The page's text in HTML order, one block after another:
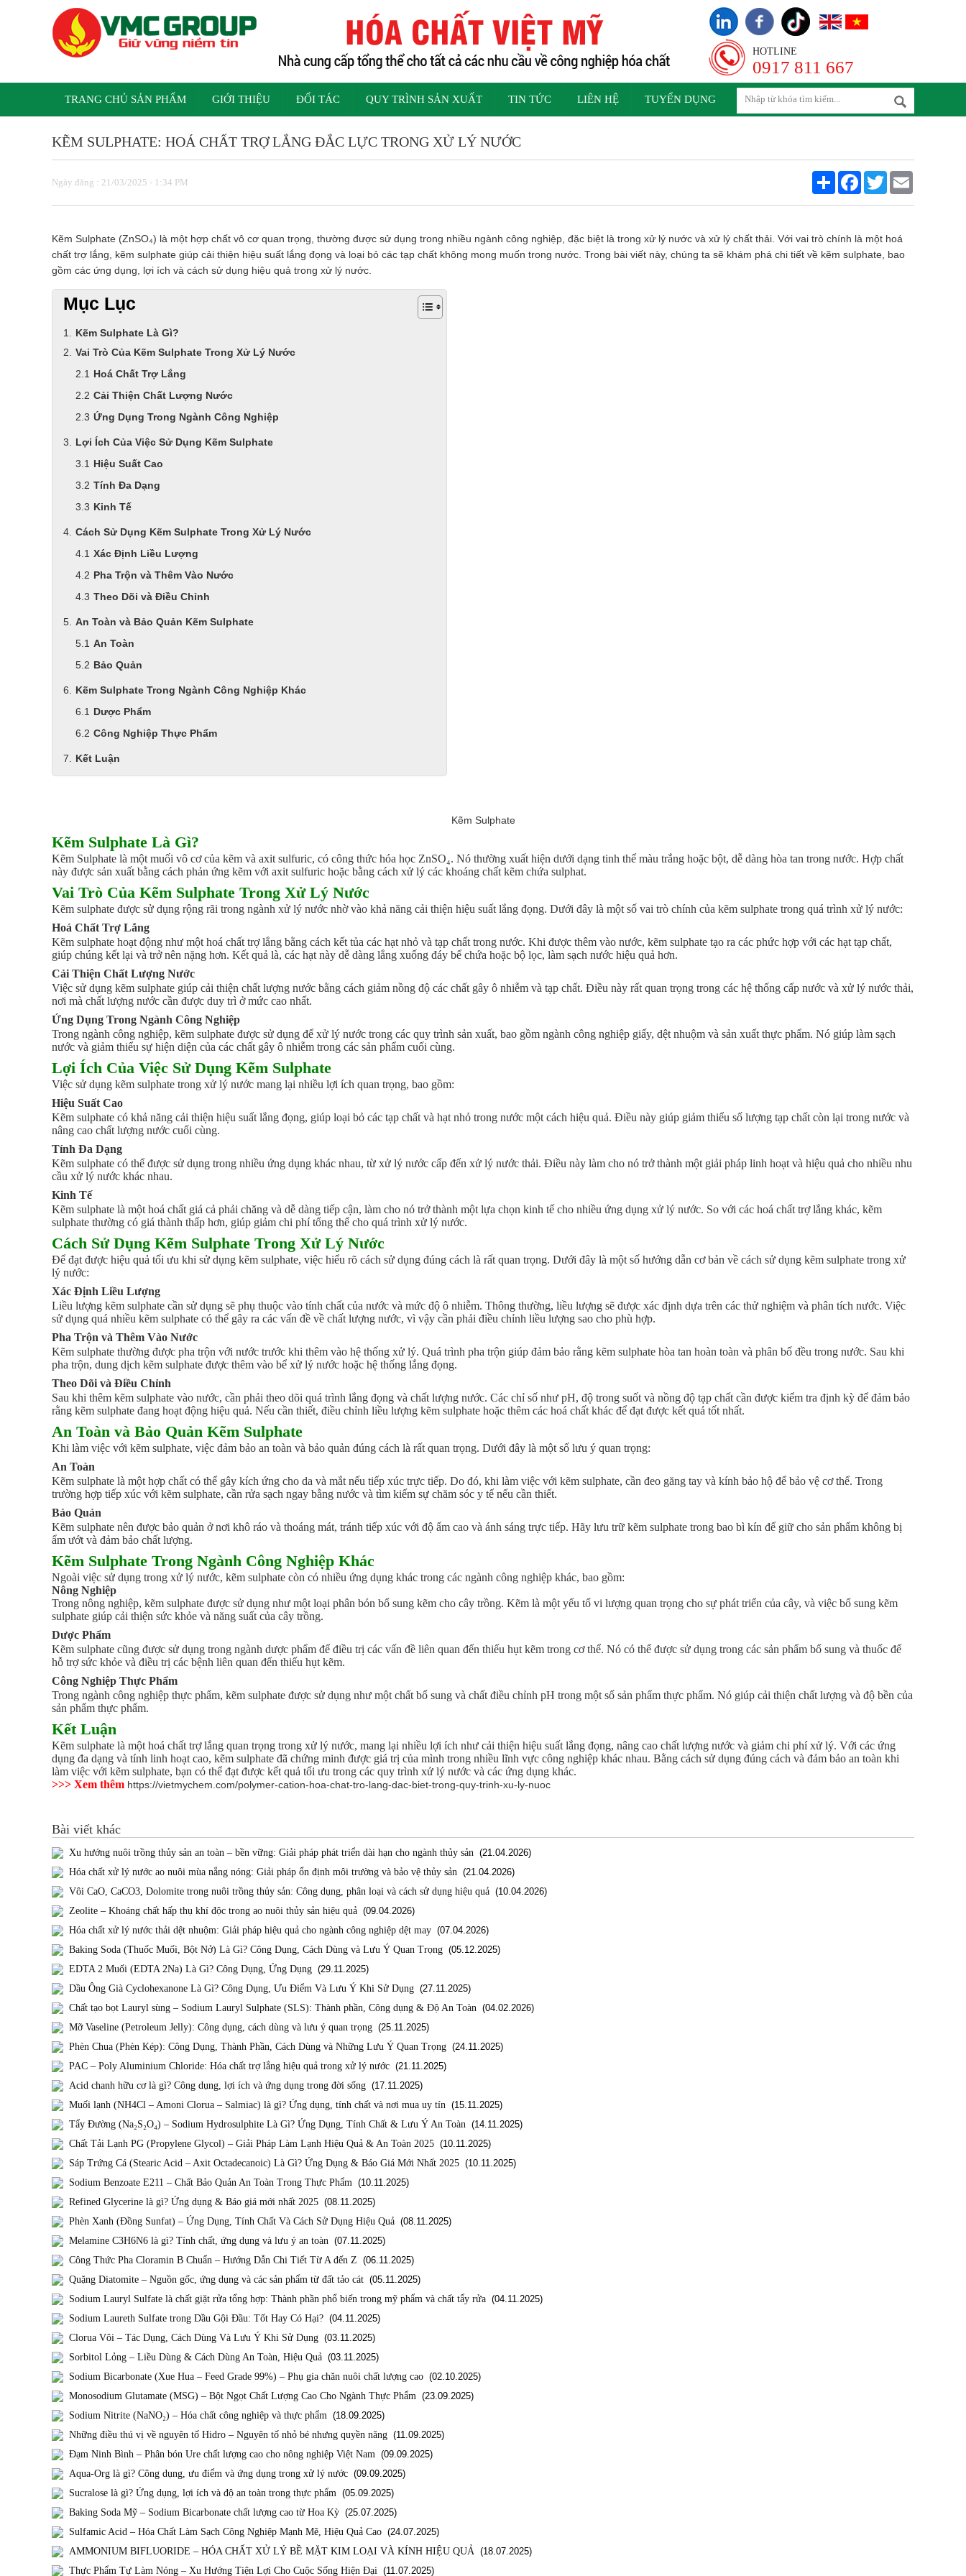
HOTLINE
0917 811 667
TRANG CHỦ SẢN PHẨM GIỚI THIỆU ĐỐI TÁC QUY TRÌNH SẢN XUẤT TIN TỨC LIÊN HỆ TUYỂN DỤNG
KẼM SULPHATE: HOÁ CHẤT TRỢ LẮNG ĐẮC LỰC TRONG XỬ LÝ NƯỚC
Ngày đăng : 21/03/2025 - 1:34 PM
Share FacebookTwitter
Kẽm Sulphate (ZnSO₄) là một hợp chất vô cơ quan trọng, thường được sử dụng trong nhiều ngành công nghiệp, đặc biệt là trong xử lý nước và xử lý chất thải. Với vai trò chính là một hoá
chất trợ lắng, kẽm sulphate giúp cải thiện hiệu suất lắng đọng và loại bỏ các tạp chất không mong muốn trong nước. Trong bài viết này, chúng ta sẽ khám phá chi tiết về kẽm sulphate, bao
gồm các ứng dụng, lợi ích và cách sử dụng hiệu quả trong xử lý nước.
Mục Lục
Kẽm Sulphate Là Gì?
Vai Trò Của Kẽm Sulphate Trong Xử Lý Nước
Hoá Chất Trợ Lắng
Cải Thiện Chất Lượng Nước
Ứng Dụng Trong Ngành Công Nghiệp
Lợi Ích Của Việc Sử Dụng Kẽm Sulphate
Hiệu Suất Cao
Tính Đa Dạng
Kinh Tế
Cách Sử Dụng Kẽm Sulphate Trong Xử Lý Nước
Xác Định Liều Lượng
Pha Trộn và Thêm Vào Nước
Theo Dõi và Điều Chỉnh
An Toàn và Bảo Quản Kẽm Sulphate
An Toàn
Bảo Quản
Kẽm Sulphate Trong Ngành Công Nghiệp Khác
Dược Phẩm
Công Nghiệp Thực Phẩm
Kết Luận
Kẽm Sulphate
Kẽm Sulphate Là Gì?
Kẽm Sulphate là một muối vô cơ của kẽm và axit sulfuric, có công thức hóa học ZnSO₄. Nó thường xuất hiện dưới dạng tinh thể màu trắng hoặc bột, dễ dàng hòa tan trong nước. Hợp chất
này được sản xuất bằng cách phản ứng kẽm với axit sulfuric hoặc bằng cách xử lý các khoáng chất kẽm chứa sulphat.
Vai Trò Của Kẽm Sulphate Trong Xử Lý Nước
Kẽm sulphate được sử dụng rộng rãi trong ngành xử lý nước nhờ vào khả năng cải thiện hiệu suất lắng đọng. Dưới đây là một số vai trò chính của kẽm sulphate trong quá trình xử lý nước:
Hoá Chất Trợ Lắng
Kẽm sulphate hoạt động như một hoá chất trợ lắng bằng cách kết tủa các hạt nhỏ và tạp chất trong nước. Khi được thêm vào nước, kẽm sulphate tạo ra các phức hợp với các hạt tạp chất,
giúp chúng kết lại và trở nên nặng hơn. Kết quả là, các hạt này dễ dàng lắng xuống đáy bể chứa hoặc bộ lọc, làm sạch nước hiệu quả hơn.
Cải Thiện Chất Lượng Nước
Việc sử dụng kẽm sulphate giúp cải thiện chất lượng nước bằng cách giảm nồng độ các chất gây ô nhiễm và tạp chất. Điều này rất quan trọng trong các hệ thống cấp nước và xử lý nước thải,
nơi mà chất lượng nước cần được duy trì ở mức cao nhất.
Ứng Dụng Trong Ngành Công Nghiệp
Trong ngành công nghiệp, kẽm sulphate được sử dụng để xử lý nước trong các quy trình sản xuất, bao gồm ngành công nghiệp giấy, dệt nhuộm và sản xuất thực phẩm. Nó giúp làm sạch
nước và giảm thiểu sự hiện diện của các chất gây ô nhiễm trong các sản phẩm cuối cùng.
Lợi Ích Của Việc Sử Dụng Kẽm Sulphate
Việc sử dụng kẽm sulphate trong xử lý nước mang lại nhiều lợi ích quan trọng, bao gồm:
Hiệu Suất Cao
Kẽm sulphate có khả năng cải thiện hiệu suất lắng đọng, giúp loại bỏ các tạp chất và hạt nhỏ trong nước một cách hiệu quả. Điều này giúp giảm thiểu số lượng tạp chất còn lại trong nước và
nâng cao chất lượng nước cuối cùng.
Tính Đa Dạng
Kẽm sulphate có thể được sử dụng trong nhiều ứng dụng khác nhau, từ xử lý nước cấp đến xử lý nước thải. Điều này làm cho nó trở thành một giải pháp linh hoạt và hiệu quả cho nhiều nhu
cầu xử lý nước khác nhau.
Kinh Tế
Kẽm sulphate là một hoá chất giá cả phải chăng và dễ dàng tiếp cận, làm cho nó trở thành một lựa chọn kinh tế cho nhiều ứng dụng xử lý nước. So với các hoá chất trợ lắng khác, kẽm
sulphate thường có giá thành thấp hơn, giúp giảm chi phí tổng thể cho quá trình xử lý nước.
Cách Sử Dụng Kẽm Sulphate Trong Xử Lý Nước
Để đạt được hiệu quả tối ưu khi sử dụng kẽm sulphate, việc hiểu rõ cách sử dụng đúng cách là rất quan trọng. Dưới đây là một số hướng dẫn cơ bản về cách sử dụng kẽm sulphate trong xử
lý nước:
Xác Định Liều Lượng
Liều lượng kẽm sulphate cần sử dụng sẽ phụ thuộc vào tính chất của nước và mức độ ô nhiễm. Thông thường, liều lượng sẽ được xác định dựa trên các thử nghiệm và phân tích nước. Việc
sử dụng quá nhiều kẽm sulphate có thể gây ra các vấn đề về chất lượng nước, vì vậy cần phải điều chỉnh liều lượng sao cho phù hợp.
Pha Trộn và Thêm Vào Nước
Kẽm sulphate thường được pha trộn với nước trước khi thêm vào hệ thống xử lý. Quá trình pha trộn giúp đảm bảo rằng kẽm sulphate hòa tan hoàn toàn và phân bố đều trong nước. Sau khi
pha trộn, dung dịch kẽm sulphate được thêm vào bể xử lý nước hoặc hệ thống lắng đọng.
Theo Dõi và Điều Chỉnh
Sau khi thêm kẽm sulphate vào nước, cần phải theo dõi quá trình lắng đọng và chất lượng nước. Các chỉ số như pH, độ trong suốt và nồng độ tạp chất cần được kiểm tra định kỳ để đảm bảo
rằng kẽm sulphate đang hoạt động hiệu quả. Nếu cần thiết, điều chỉnh liều lượng kẽm sulphate hoặc thêm các hoá chất khác để đạt được kết quả tốt nhất.
An Toàn và Bảo Quản Kẽm Sulphate
Khi làm việc với kẽm sulphate, việc đảm bảo an toàn và bảo quản đúng cách là rất quan trọng. Dưới đây là một số lưu ý quan trọng:
An Toàn
Kẽm sulphate là một hợp chất có thể gây kích ứng cho da và mắt nếu tiếp xúc trực tiếp. Do đó, khi làm việc với kẽm sulphate, cần đeo găng tay và kính bảo hộ để bảo vệ cơ thể. Trong
trường hợp tiếp xúc với kẽm sulphate, cần rửa sạch ngay bằng nước và tìm kiếm sự chăm sóc y tế nếu cần thiết.
Bảo Quản
Kẽm sulphate nên được bảo quản ở nơi khô ráo và thoáng mát, tránh tiếp xúc với độ ẩm cao và ánh sáng trực tiếp. Hãy lưu trữ kẽm sulphate trong bao bì kín để giữ cho sản phẩm không bị
ẩm ướt và đảm bảo chất lượng.
Kẽm Sulphate Trong Ngành Công Nghiệp Khác
Ngoài việc sử dụng trong xử lý nước, kẽm sulphate còn có nhiều ứng dụng khác trong các ngành công nghiệp khác, bao gồm:
Nông Nghiệp
Trong nông nghiệp, kẽm sulphate được sử dụng như một loại phân bón bổ sung kẽm cho cây trồng. Kẽm là một yếu tố vi lượng quan trọng cho sự phát triển của cây, và việc bổ sung kẽm
sulphate giúp cải thiện sức khỏe và năng suất của cây trồng.
Dược Phẩm
Kẽm sulphate cũng được sử dụng trong ngành dược phẩm để điều trị các vấn đề liên quan đến thiếu hụt kẽm trong cơ thể. Nó có thể được sử dụng trong các sản phẩm bổ sung và thuốc để
hỗ trợ sức khỏe và điều trị các bệnh liên quan đến thiếu hụt kẽm.
Công Nghiệp Thực Phẩm
Trong ngành công nghiệp thực phẩm, kẽm sulphate được sử dụng như một chất bổ sung và chất điều chỉnh pH trong một số sản phẩm thực phẩm. Nó giúp cải thiện chất lượng và độ bền của
sản phẩm thực phẩm.
Kết Luận
Kẽm sulphate là một hoá chất trợ lắng quan trọng trong xử lý nước, mang lại nhiều lợi ích như cải thiện hiệu suất lắng đọng, nâng cao chất lượng nước và giảm chi phí xử lý. Với các ứng
dụng đa dạng và tính linh hoạt cao, kẽm sulphate đã chứng minh được giá trị của mình trong nhiều lĩnh vực công nghiệp khác nhau. Bằng cách sử dụng đúng cách và đảm bảo an toàn khi
làm việc với kẽm sulphate, bạn có thể đạt được kết quả tối ưu trong các quy trình xử lý nước và các ứng dụng khác.
>>> Xem thêm https://vietmychem.com/polymer-cation-hoa-chat-tro-lang-dac-biet-trong-quy-trinh-xu-ly-nuoc
Bài viết khác
Xu hướng nuôi trồng thủy sản an toàn – bền vững: Giải pháp phát triển dài hạn cho ngành thủy sản (21.04.2026)
Hóa chất xử lý nước ao nuôi mùa nắng nóng: Giải pháp ổn định môi trường và bảo vệ thủy sản (21.04.2026)
Vôi CaO, CaCO3, Dolomite trong nuôi trồng thủy sản: Công dụng, phân loại và cách sử dụng hiệu quả (10.04.2026)
Zeolite – Khoáng chất hấp thụ khí độc trong ao nuôi thủy sản hiệu quả (09.04.2026)
Hóa chất xử lý nước thải dệt nhuộm: Giải pháp hiệu quả cho ngành công nghiệp dệt may (07.04.2026)
Baking Soda (Thuốc Muối, Bột Nở) Là Gì? Công Dụng, Cách Dùng và Lưu Ý Quan Trọng (05.12.2025)
EDTA 2 Muối (EDTA 2Na) Là Gì? Công Dụng, Ứng Dụng (29.11.2025)
Dầu Ông Già Cyclohexanone Là Gì? Công Dụng, Ưu Điểm Và Lưu Ý Khi Sử Dụng (27.11.2025)
Chất tạo bọt Lauryl sùng – Sodium Lauryl Sulphate (SLS): Thành phần, Công dụng & Độ An Toàn (04.02.2026)
Mỡ Vaseline (Petroleum Jelly): Công dụng, cách dùng và lưu ý quan trọng (25.11.2025)
Phèn Chua (Phèn Kép): Công Dụng, Thành Phần, Cách Dùng và Những Lưu Ý Quan Trọng (24.11.2025)
PAC – Poly Aluminium Chloride: Hóa chất trợ lắng hiệu quả trong xử lý nước (21.11.2025)
Acid chanh hữu cơ là gì? Công dụng, lợi ích và ứng dụng trong đời sống (17.11.2025)
Muối lạnh (NH4Cl – Amoni Clorua – Salmiac) là gì? Ứng dụng, tính chất và nơi mua uy tín (15.11.2025)
Tẩy Đường (Na₂S₂O₄) – Sodium Hydrosulphite Là Gì? Ứng Dụng, Tính Chất & Lưu Ý An Toàn (14.11.2025)
Chất Tải Lạnh PG (Propylene Glycol) – Giải Pháp Làm Lạnh Hiệu Quả & An Toàn 2025 (10.11.2025)
Sáp Trứng Cá (Stearic Acid – Axit Octadecanoic) Là Gì? Ứng Dụng & Báo Giá Mới Nhất 2025 (10.11.2025)
Sodium Benzoate E211 – Chất Bảo Quản An Toàn Trong Thực Phẩm (10.11.2025)
Refined Glycerine là gì? Ứng dụng & Báo giá mới nhất 2025 (08.11.2025)
Phèn Xanh (Đồng Sunfat) – Ứng Dụng, Tính Chất Và Cách Sử Dụng Hiệu Quả (08.11.2025)
Melamine C3H6N6 là gì? Tính chất, ứng dụng và lưu ý an toàn (07.11.2025)
Công Thức Pha Cloramin B Chuẩn – Hướng Dẫn Chi Tiết Từ A đến Z (06.11.2025)
Quặng Diatomite – Nguồn gốc, ứng dụng và các sản phẩm từ đất tảo cát (05.11.2025)
Sodium Lauryl Sulfate là chất giặt rửa tổng hợp: Thành phần phổ biến trong mỹ phẩm và chất tẩy rửa (04.11.2025)
Sodium Laureth Sulfate trong Dầu Gội Đầu: Tốt Hay Có Hại? (04.11.2025)
Clorua Vôi – Tác Dụng, Cách Dùng Và Lưu Ý Khi Sử Dụng (03.11.2025)
Sorbitol Lỏng – Liều Dùng & Cách Dùng An Toàn, Hiệu Quả (03.11.2025)
Sodium Bicarbonate (Xue Hua – Feed Grade 99%) – Phụ gia chăn nuôi chất lượng cao (02.10.2025)
Monosodium Glutamate (MSG) – Bột Ngọt Chất Lượng Cao Cho Ngành Thực Phẩm (23.09.2025)
Sodium Nitrite (NaNO₂) – Hóa chất công nghiệp và thực phẩm (18.09.2025)
Những điều thú vị về nguyên tố Hidro – Nguyên tố nhỏ bé nhưng quyền năng (11.09.2025)
Đạm Ninh Bình – Phân bón Ure chất lượng cao cho nông nghiệp Việt Nam (09.09.2025)
Aqua-Org là gì? Công dụng, ưu điểm và ứng dụng trong xử lý nước (09.09.2025)
Sucralose là gì? Ứng dụng, lợi ích và độ an toàn trong thực phẩm (05.09.2025)
Baking Soda Mỹ – Sodium Bicarbonate chất lượng cao từ Hoa Kỳ (25.07.2025)
Sulfamic Acid – Hóa Chất Làm Sạch Công Nghiệp Mạnh Mẽ, Hiệu Quả Cao (24.07.2025)
AMMONIUM BIFLUORIDE – HÓA CHẤT XỬ LÝ BỀ MẶT KIM LOẠI VÀ KÍNH HIỆU QUẢ (18.07.2025)
Thực Phẩm Tự Làm Nóng – Xu Hướng Tiện Lợi Cho Cuộc Sống Hiện Đại (11.07.2025)